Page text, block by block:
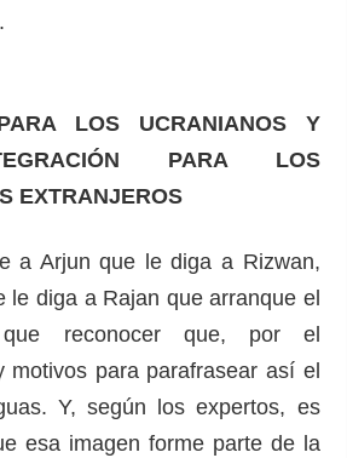
LOS UCRANIANOS Y
PARA LOS
EXTRANJEROS
a Arjun que le diga a Rizwan,
le diga a Rajan que arranque el
reconocer que, por el
motivos para parafrasear así el
Y, según los expertos, es
esa imagen forme parte de la